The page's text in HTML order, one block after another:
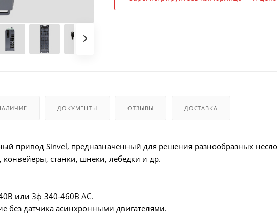
ДОКУМЕНТЫ ОТЗЫВЫ ДОСТАВКА
привод Sinvel, предназначенный для решения разнообразных
конвейеры, станки, шнеки, лебедки и др.
или 3ф 340-460В АС.
без датчика асинхронными двигателями.